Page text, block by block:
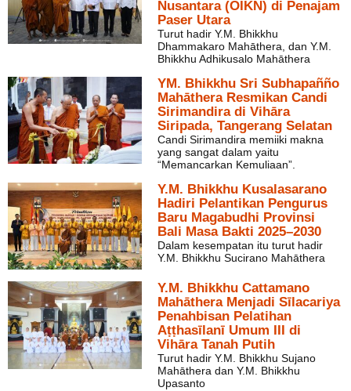
Nusantara (OIKN) di Penajam
Paser Utara
Turut hadir Y.M. Bhikkhu
Dhammakaro Mahāthera, dan Y.M.
Bhikkhu Adhikusalo Mahāthera
YM. Bhikkhu Sri Subhapañño
Mahāthera Resmikan Candi
Sirimandira di Vihāra
Siripada, Tangerang Selatan
Candi Sirimandira memiiki makna
yang sangat dalam yaitu
“Memancarkan Kemuliaan”.
Y.M. Bhikkhu Kusalasarano
Hadiri Pelantikan Pengurus
Baru Magabudhi Provinsi
Bali Masa Bakti 2025–2030
Dalam kesempatan itu turut hadir
Y.M. Bhikkhu Sucirano Mahāthera
Y.M. Bhikkhu Cattamano
Mahāthera Menjadi Sīlacariya
Penahbisan Pelatihan
Aṭṭhasīlanī Umum III di
Vihāra Tanah Putih
Turut hadir Y.M. Bhikkhu Sujano
Mahāthera dan Y.M. Bhikkhu
Upasanto